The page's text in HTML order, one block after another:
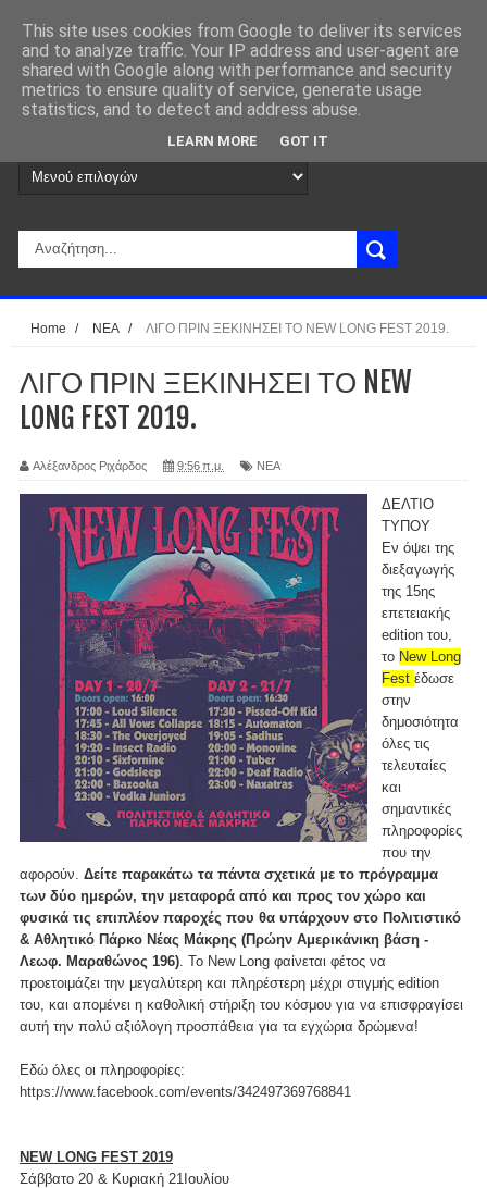
Home / ΝΕΑ / ΛΙΓΟ ΠΡΙΝ ΞΕΚΙΝΗΣΕΙ ΤΟ NEW LONG FEST 2019.
ΛΙΓΟ ΠΡΙΝ ΞΕΚΙΝΗΣΕΙ ΤΟ NEW
LONG FEST 2019.
Αλέξανδρος Ριχάρδος 9:56 π.μ. ΝΕΑ
ΔΕΛΤΙΟ
ΤΥΠΟΥ
Εν όψει της
διεξαγωγής
της 15ης
επετειακής
edition του,
το New Long
Fest έδωσε
στην
δημοσιότητα
όλες τις
τελευταίες
και
σημαντικές
πληροφορίες
που την
αφορούν. Δείτε παρακάτω τα πάντα σχετικά με το πρόγραμμα
των δύο ημερών, την μεταφορά από και προς τον χώρο και
φυσικά τις επιπλέον παροχές που θα υπάρχουν στο Πολιτιστικό
& Αθλητικό Πάρκο Νέας Μάκρης (Πρώην Αμερικάνικη βάση -
Λεωφ. Μαραθώνος 196) . Το New Long φαίνεται φέτος να
προετοιμάζει την μεγαλύτερη και πληρέστερη μέχρι στιγμής edition
του, και απομένει η καθολική στήριξη του κόσμου για να επισφραγίσει
αυτή την πολύ αξιόλογη προσπάθεια για τα εγχώρια δρώμενα!
Εδώ όλες οι πληροφορίες:
https://www.facebook.com/events/342497369768841
NEW LONG FEST 2019
Σάββατο 20 & Κυριακή 21Ιουλίου
This site uses cookies from Google to deliver its services
and to analyze traffic. Your IP address and user-agent are
shared with Google along with performance and security
metrics to ensure quality of service, generate usage
statistics, and to detect and address abuse.
LEARN MORE GOT IT